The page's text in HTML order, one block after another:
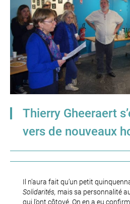
Thierry Gheeraert
vers de nouveaux
Il n’aura fait qu’un petit
Solidarités, mais sa personnalité
qui l’ont côtoyé. On en a eu